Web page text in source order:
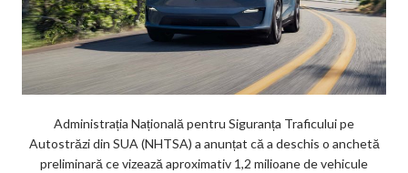
Administrația Națională pentru Siguranța Traficului pe
Autostrăzi din SUA (NHTSA) a anunțat că a deschis o anchetă
preliminară ce vizează aproximativ 1,2 milioane de vehicule